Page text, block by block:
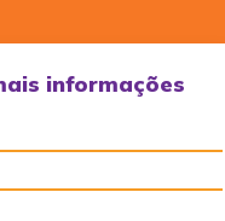
informações